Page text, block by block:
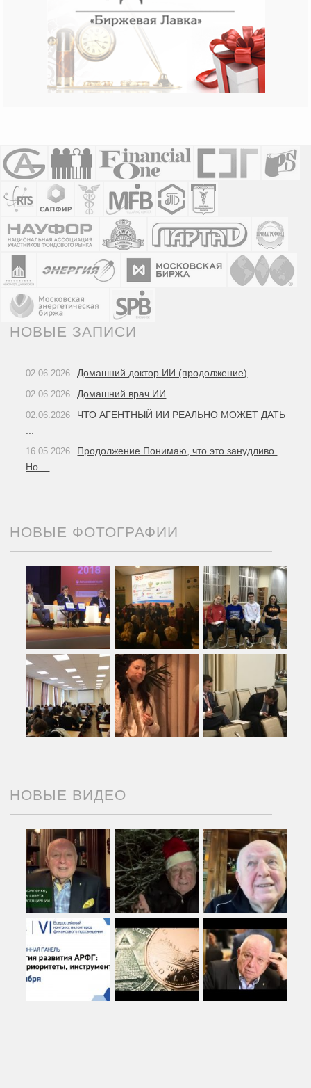
НОВЫЕ ЗАПИСИ
02.06.2026 Домашний доктор ИИ (продолжение)
02.06.2026 Домашний врач ИИ
02.06.2026
ЧТО АГЕНТНЫЙ ИИ РЕАЛЬНО МОЖЕТ ДАТЬ
16.05.2026
Продолжение Понимаю, что это занудливо.
Но ...
НОВЫЕ ФОТОГРАФИИ
НОВЫЕ ВИДЕО